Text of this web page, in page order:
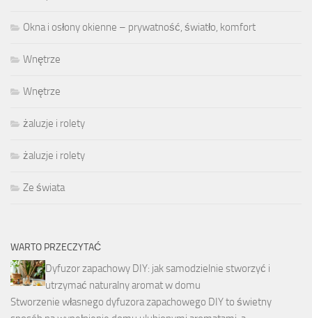
Okna i osłony okienne – prywatność, światło, komfort
Wnętrze
Wnętrze
żaluzje i rolety
żaluzje i rolety
Ze świata
WARTO PRZECZYTAĆ
Dyfuzor zapachowy DIY: jak samodzielnie stworzyć i
utrzymać naturalny aromat w domu
Stworzenie własnego dyfuzora zapachowego DIY to świetny